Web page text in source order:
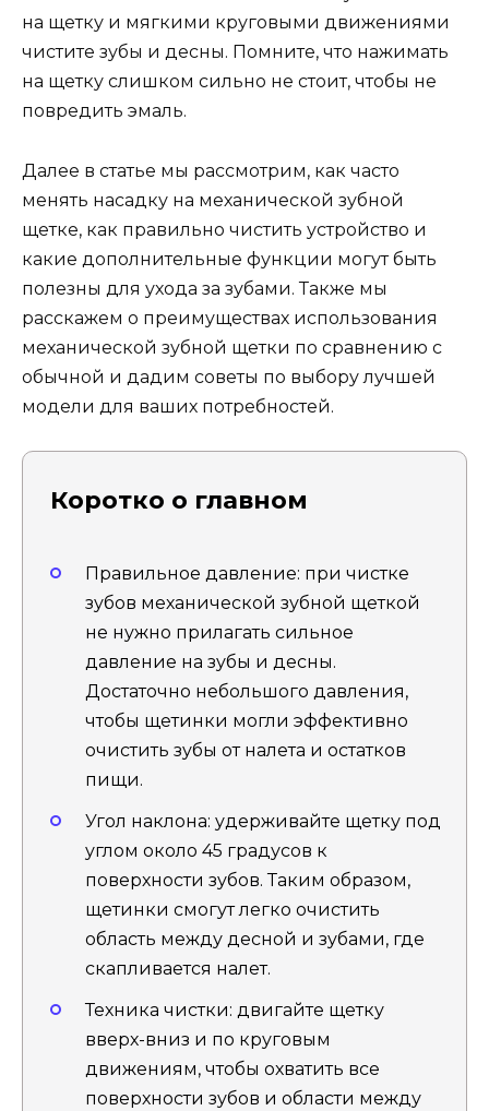
на щетку и мягкими круговыми движениями
чистите зубы и десны. Помните, что нажимать
на щетку слишком сильно не стоит, чтобы не
повредить эмаль.
Далее в статье мы рассмотрим, как часто
менять насадку на механической зубной
щетке, как правильно чистить устройство и
какие дополнительные функции могут быть
полезны для ухода за зубами. Также мы
расскажем о преимуществах использования
механической зубной щетки по сравнению с
обычной и дадим советы по выбору лучшей
модели для ваших потребностей.
Коротко о главном
Правильное давление: при чистке
зубов механической зубной щеткой
не нужно прилагать сильное
давление на зубы и десны.
Достаточно небольшого давления,
чтобы щетинки могли эффективно
очистить зубы от налета и остатков
пищи.
Угол наклона: удерживайте щетку под
углом около 45 градусов к
поверхности зубов. Таким образом,
щетинки смогут легко очистить
область между десной и зубами, где
скапливается налет.
Техника чистки: двигайте щетку
вверх-вниз и по круговым
движениям, чтобы охватить все
поверхности зубов и области между